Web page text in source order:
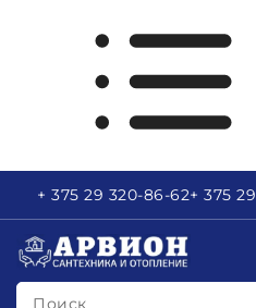
+ 375 29 320-86-62+ 375 29
Поиск